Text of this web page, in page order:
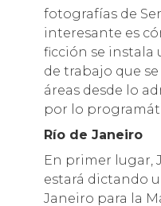
fotografías de
interesante es
ficción se instala
de trabajo que
áreas desde lo
por lo
Río de Janeiro
En primer lugar,
estará dictando
Janeiro para la